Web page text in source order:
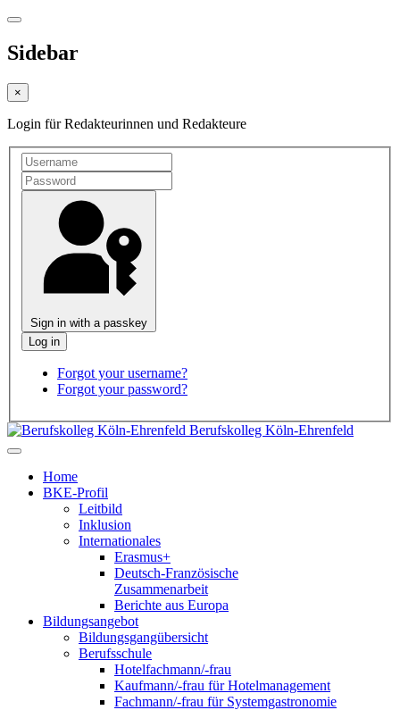
Sidebar
×
Login für Redakteurinnen und Redakteure
Sign in with a passkey
Forgot your username?
Forgot your password?
Berufskolleg Köln-Ehrenfeld
Home
BKE-Profil
Leitbild
Inklusion
Internationales
Erasmus+
Deutsch-Französische
Zusammenarbeit
Berichte aus Europa
Bildungsangebot
Bildungsgangübersicht
Berufsschule
Hotelfachmann/-frau
Kaufmann/-frau für Hotelmanagement
Fachmann/-frau für Systemgastronomie